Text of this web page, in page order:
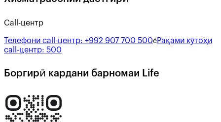
Call-центр
Телефони call-центр: +992 907 700 500ёРақами кӯтоҳи
call-центр: 500
Боргирӣ кардани барномаи Life